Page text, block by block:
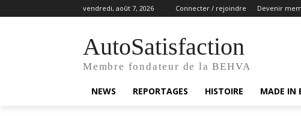
vendredi, août 7, 2026 Connecter / rejoindre Devenir
AutoSatisfaction
Membre fondateur de la BEHVA
NEWS REPORTAGES HISTOIRE MADE IN